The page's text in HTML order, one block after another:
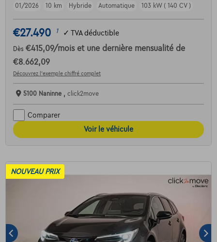
01/2026
10 km Hybride Automatique 103 kW ( 140 CV )
€27.490 1 ✓ TVA déductible
Dès €415,09/mois et une dernière mensualité de
€8.662,09
Découvrez l’exemple chiffré complet
5100 Naninne , click2move
Comparer
Voir le véhicule
NOUVEAU PRIX